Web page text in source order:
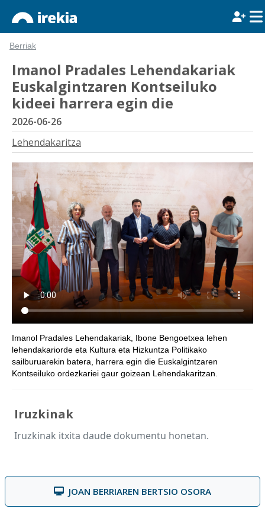
Berriak
Imanol Pradales Lehendakariak
Euskalgintzaren Kontseiluko
kideei harrera egin die
2026-06-26
Lehendakaritza
Imanol Pradales Lehendakariak, Ibone Bengoetxea lehen
lehendakariorde eta Kultura eta Hizkuntza Politikako
sailburuarekin batera, harrera egin die Euskalgintzaren
Kontseiluko ordezkariei gaur goizean Lehendakaritzan.
Iruzkinak
Iruzkinak itxita daude dokumentu honetan.
JOAN BERRIAREN BERTSIO OSORA